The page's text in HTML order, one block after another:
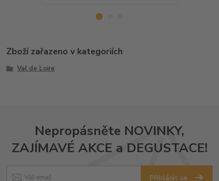
Zboží zařazeno v kategoriích
Val de Loire
Nepropásněte NOVINKY,
ZAJÍMAVÉ AKCE a DEGUSTACE!
Přihlásit se